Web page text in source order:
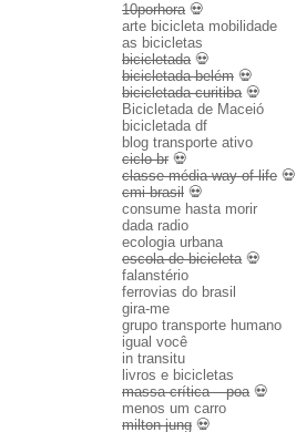
10porhora💀
arte bicicleta mobilidade
as bicicletas
bicicletada💀
bicicletada belém 💀
bicicletada curitiba💀
Bicicletada de Maceió
bicicletada df
blog transporte ativo
ciclo br 💀
classe média way of life 💀
cmi brasil 💀
consume hasta morir
dada radio
ecologia urbana
escola de bicicleta💀
falanstério
ferrovias do brasil
gira-me
grupo transporte humano
igual você
in transitu
livros e bicicletas
massa crítica – poa💀
menos um carro
milton jung 💀